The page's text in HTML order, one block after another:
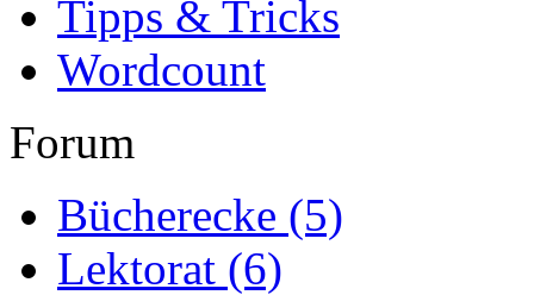
Tipps & Tricks
Wordcount
Forum
Bücherecke (5)
Lektorat (6)